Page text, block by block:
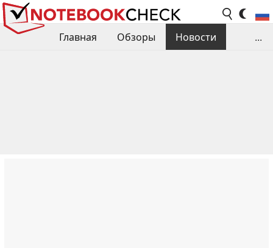
Главная Обзоры
Новости
...